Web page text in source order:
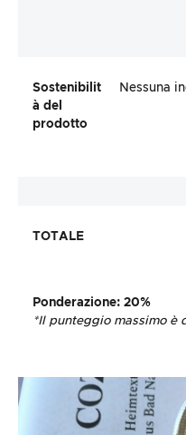
Sostenibilit
à del
prodotto
Nessuna
TOTALE
Ponderazione: 20%
*Il punteggio massimo è